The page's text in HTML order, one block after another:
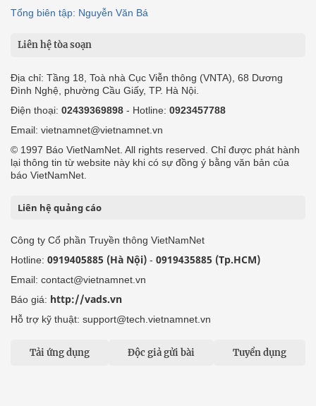
Tổng biên tập: Nguyễn Văn Bá
Liên hệ tòa soạn
Địa chỉ: Tầng 18, Toà nhà Cục Viễn thông (VNTA), 68 Dương
Đình Nghệ, phường Cầu Giấy, TP. Hà Nội.
Điện thoại: 02439369898 - Hotline: 0923457788
Email: vietnamnet@vietnamnet.vn
© 1997 Báo VietNamNet. All rights reserved. Chỉ được phát hành
lại thông tin từ website này khi có sự đồng ý bằng văn bản của
báo VietNamNet.
Liên hệ quảng cáo
Công ty Cổ phần Truyền thông VietNamNet
Hotline: 0919405885 (Hà Nội) - 0919435885 (Tp.HCM)
Email: contact@vietnamnet.vn
Báo giá: http://vads.vn
Hỗ trợ kỹ thuật: support@tech.vietnamnet.vn
Tải ứng dụng Độc giả gửi bài Tuyển dụng